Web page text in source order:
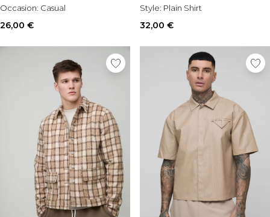
Occasion: Casual
26,00 €
Style: Plain Shirt
32,00 €